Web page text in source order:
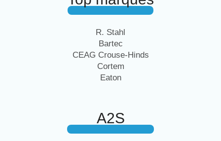
R. Stahl
Bartec
CEAG Crouse-Hinds
Cortem
Eaton
A2S